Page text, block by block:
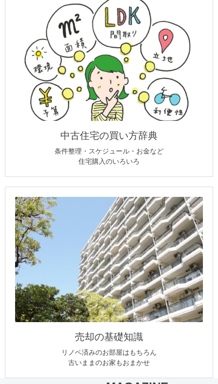
中古住宅の買い方辞典
条件整理・スケジュール・お金など
住宅購入のいろいろ
売却の基礎知識
リノベ済みのお部屋はもちろん
古いままのお家もおまかせ